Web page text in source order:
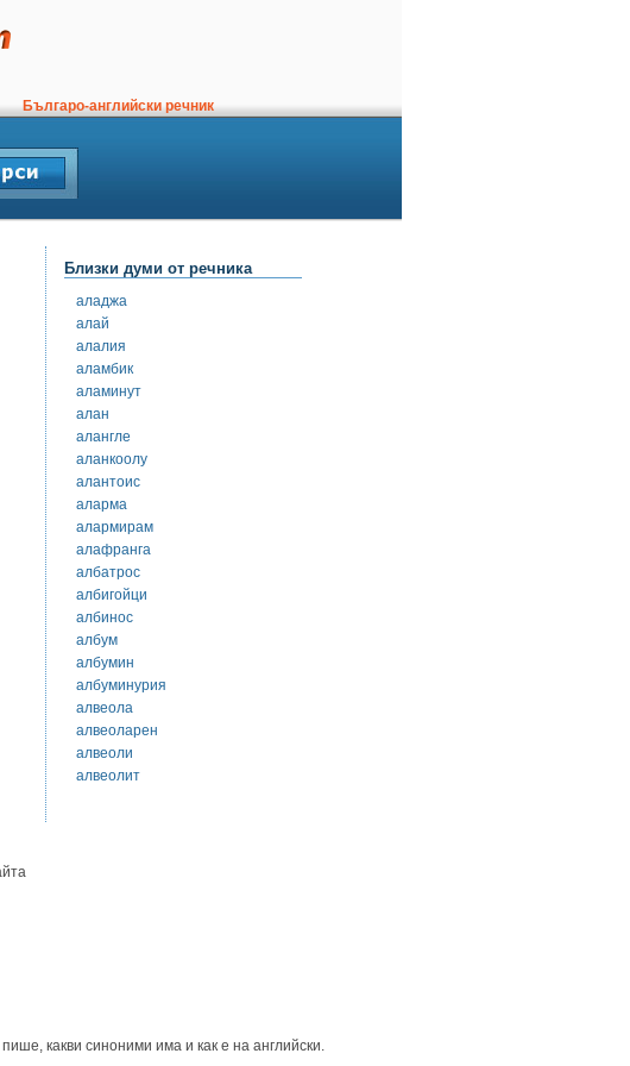
Българо-английски речник
Близки думи от речника
аладжа
алай
алалия
аламбик
аламинут
алан
алангле
аланкоолу
алантоис
аларма
алармирам
алафранга
албатрос
албигойци
албинос
албум
албумин
албуминурия
алвеола
алвеоларен
алвеоли
алвеолит
какви синоними има и как е на английски.